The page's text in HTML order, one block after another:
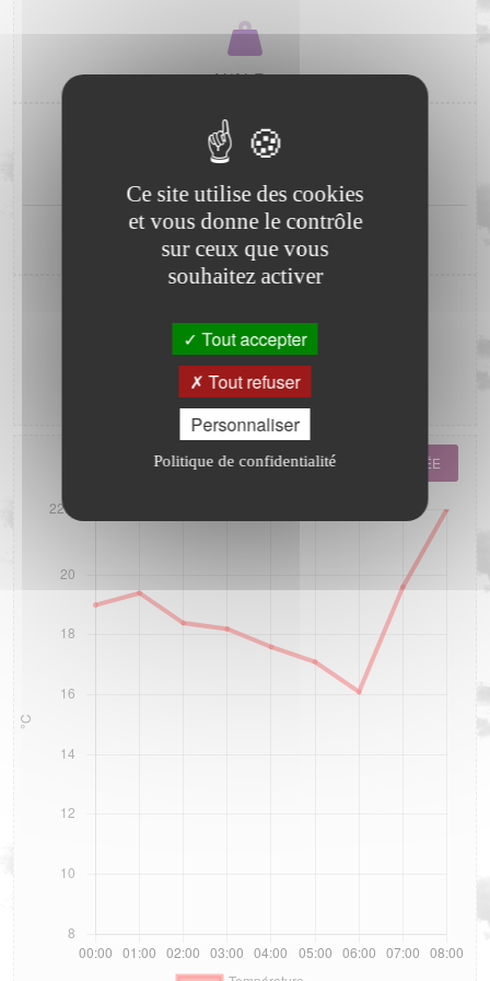
N/AhPa
PLUIE
0.0mm ANNÉE
nullmm
ANNÉE MOIS SEMAINE JOURNÉE
Ce site utilise des cookies
et vous donne le contrôle
sur ceux que vous
souhaitez activer
Tout accepter
Tout refuser
Personnaliser
Politique de confidentialité